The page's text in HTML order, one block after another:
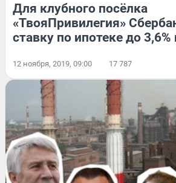
Для клубного посёлка
«ТвояПривилегия»
ставку по ипотеке до
12 ноября, 2019, 09:00 17 787